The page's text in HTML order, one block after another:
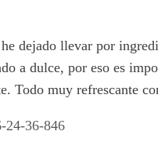
dejado llevar por
a dulce, por eso es
Todo muy refrescante